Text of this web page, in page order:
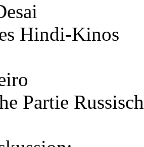
Hindi-Kinos
Partie